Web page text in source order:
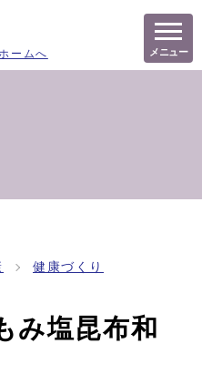
ームへ メニュー
健康づくり
み塩昆布和